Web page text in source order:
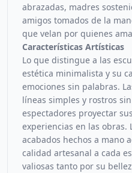
abrazadas, madres
amigos tomados de la
que velan por quienes
Características Artísticas
Lo que distingue a las
estética minimalista y su
emociones sin palabras.
líneas simples y rostros
espectadores proyectar
experiencias en las obras.
acabados hechos a mano
calidad artesanal a cada
valiosas tanto por su